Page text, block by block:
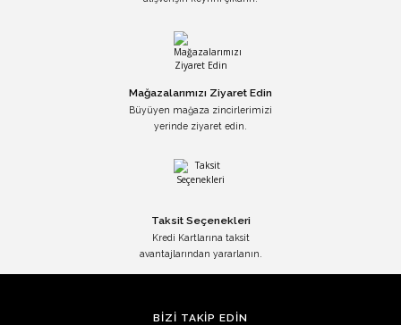
Mağazalarımızı Ziyaret Edin
Büyüyen mağaza zincirlerimizi
yerinde ziyaret edin.
Taksit Seçenekleri
Kredi Kartlarına taksit
avantajlarından yararlanın.
BİZİ TAKİP EDİN